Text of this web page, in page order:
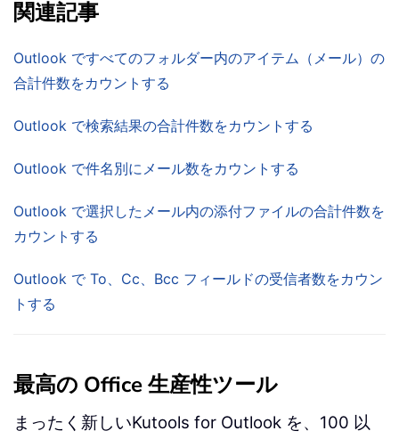
関連記事
Outlook ですべてのフォルダー内のアイテム（メール）の
合計件数をカウントする
Outlook で検索結果の合計件数をカウントする
Outlook で件名別にメール数をカウントする
Outlook で選択したメール内の添付ファイルの合計件数を
カウントする
Outlook で To、Cc、Bcc フィールドの受信者数をカウン
トする
最高の Office 生産性ツール
まったく新しいKutools for Outlook を、100 以